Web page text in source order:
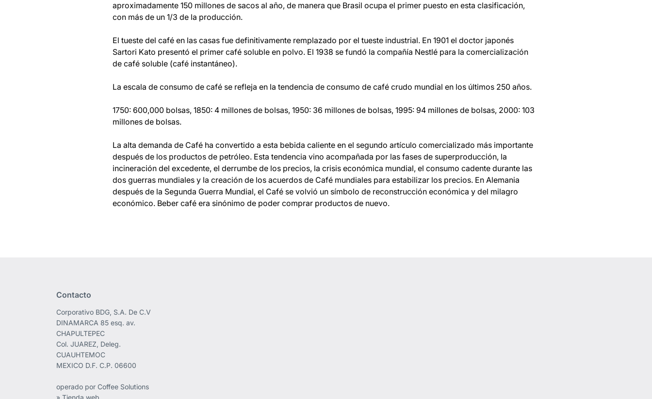
aproximadamente 150 millones de sacos al año, de manera que Brasil ocupa el primer puesto en esta clasificación,
con más de un 1/3 de la producción.
El tueste del café en las casas fue definitivamente remplazado por el tueste industrial. En 1901 el doctor japonés
Sartori Kato presentó el primer café soluble en polvo. El 1938 se fundó la compañía Nestlé para la comercialización
de café soluble (café instantáneo).
La escala de consumo de café se refleja en la tendencia de consumo de café crudo mundial en los últimos 250 años.
1750: 600,000 bolsas, 1850: 4 millones de bolsas, 1950: 36 millones de bolsas, 1995: 94 millones de bolsas, 2000: 103
millones de bolsas.
La alta demanda de Café ha convertido a esta bebida caliente en el segundo artículo comercializado más importante
después de los productos de petróleo. Esta tendencia vino acompañada por las fases de superproducción, la
incineración del excedente, el derrumbe de los precios, la crisis económica mundial, el consumo cadente durante las
dos guerras mundiales y la creación de los acuerdos de Café mundiales para estabilizar los precios. En Alemania
después de la Segunda Guerra Mundial, el Café se volvió un símbolo de reconstrucción económica y del milagro
económico. Beber café era sinónimo de poder comprar productos de nuevo.
Contacto
Corporativo BDG, S.A. De C.V
DINAMARCA 85 esq. av.
CHAPULTEPEC
Col. JUAREZ, Deleg.
CUAUHTEMOC
MEXICO D.F. C.P. 06600
operado por Coffee Solutions
» Tienda web